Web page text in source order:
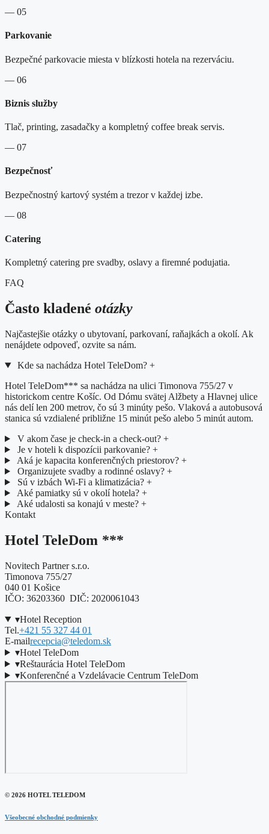
— 05
Parkovanie
Bezpečné parkovacie miesta v blízkosti hotela na rezerváciu.
— 06
Biznis služby
Tlač, printing, zasadačky a kompletný coffee break servis.
— 07
Bezpečnosť
Bezpečnostný kartový systém a trezor v každej izbe.
— 08
Catering
Kompletný catering pre svadby, oslavy a firemné podujatia.
FAQ
Často kladené otázky
Najčastejšie otázky o ubytovaní, parkovaní, raňajkách a okolí. Ak
nenájdete odpoveď, ozvite sa nám.
Kde sa nachádza Hotel TeleDom? +
Hotel TeleDom*** sa nachádza na ulici Timonova 755/27 v
historickom centre Košíc. Od Dómu svätej Alžbety a Hlavnej ulice
nás delí len 200 metrov, čo sú 3 minúty pešo. Vlaková a autobusová
stanica sú vzdialené približne 15 minút pešo alebo 5 minút autom.
V akom čase je check-in a check-out? +
Je v hoteli k dispozícii parkovanie? +
Aká je kapacita konferenčných priestorov? +
Organizujete svadby a rodinné oslavy? +
Sú v izbách Wi-Fi a klimatizácia? +
Aké pamiatky sú v okolí hotela? +
Aké udalosti sa konajú v meste? +
Kontakt
Hotel TeleDom ***
Novitech Partner s.r.o.
Timonova 755/27
040 01 Košice
IČO: 36203360 DIČ: 2020061043
▾Hotel Reception
Tel.+421 55 327 44 01
E-mailrecepcia@teledom.sk
▾Hotel TeleDom
▾Reštaurácia Hotel TeleDom
▾Konferenčné a Vzdelávacie Centrum TeleDom
© 2026 HOTEL TELEDOM
Všeobecné obchodné podmienky